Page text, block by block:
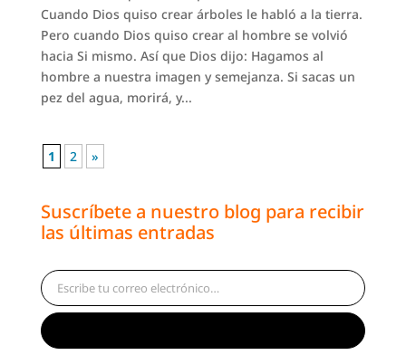
Cuando Dios quiso crear árboles le habló a la tierra.
Pero cuando Dios quiso crear al hombre se volvió
hacia Si mismo. Así que Dios dijo: Hagamos al
hombre a nuestra imagen y semejanza. Si sacas un
pez del agua, morirá, y...
1 2 »
Suscríbete a nuestro blog para recibir
las últimas entradas
Escribe tu correo electrónico…